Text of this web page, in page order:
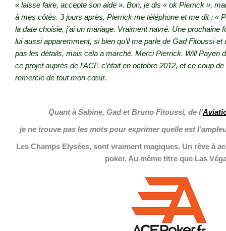
« laisse faire, accepte son aide ». Bon, je dis « ok Pierrick »,
à mes côtés. 3 jours après, Pierrick me téléphone et me dit : «
la date choisie, j’ai un mariage. Vraiment navré. Une prochaine
lui aussi apparemment, si bien qu’il me parle de Gad Fitoussi et
pas les détails, mais cela a marché. Merci Pierrick. Will Payen
ce projet auprès de l’ACF. c’était en octobre 2012, et ce coup
remercie de tout mon cœur.
Quant à Sabine, Gad et Bruno Fitoussi, de l’
je ne trouve pas les mots pour exprimer quelle est
Les Champs Elysées, sont vraiment magiques. Un rêve à
poker. Au même titre que Las